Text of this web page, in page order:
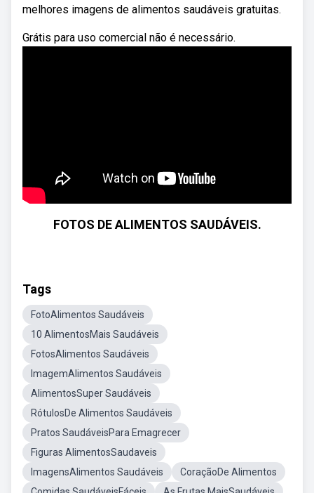
melhores imagens de alimentos saudáveis gratuitas.
Grátis para uso comercial não é necessário.
FOTOS DE ALIMENTOS SAUDÁVEIS.
Tags
FotoAlimentos Saudáveis
10 AlimentosMais Saudáveis
FotosAlimentos Saudáveis
ImagemAlimentos Saudáveis
AlimentosSuper Saudáveis
RótulosDe Alimentos Saudáveis
Pratos SaudáveisPara Emagrecer
Figuras AlimentosSaudaveis
ImagensAlimentos Saudáveis
CoraçãoDe Alimentos